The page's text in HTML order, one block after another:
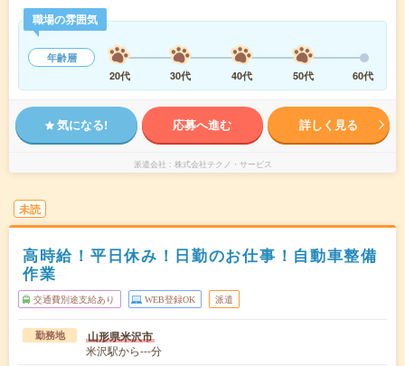
職場の雰囲気
年齢層
20代
30代 40代 50代 60代
気になる! 応募へ進む 詳しく見る
派遣会社 株式会社テクノ・サービス
未読
高時給！平日休み！日勤のお仕事！自動車整備
作業
交通費別途支給あり WEB登録OK 派遣
勤務地 山形県米沢市
米沢駅から---分